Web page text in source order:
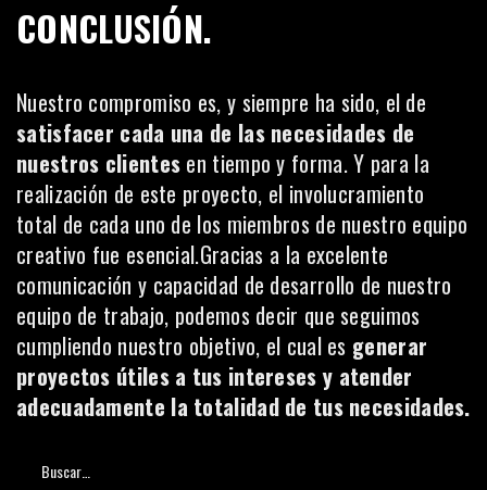
CONCLUSIÓN.
Nuestro compromiso es, y siempre ha sido, el de
satisfacer cada una de las necesidades de
nuestros clientes en tiempo y forma. Y para la
realización de este proyecto, el involucramiento
total de cada uno de los miembros de nuestro equipo
creativo fue esencial.Gracias a la excelente
comunicación y capacidad de desarrollo de nuestro
equipo de trabajo, podemos decir que seguimos
cumpliendo nuestro objetivo, el cual es generar
proyectos útiles a tus intereses y atender
adecuadamente la totalidad de tus necesidades.